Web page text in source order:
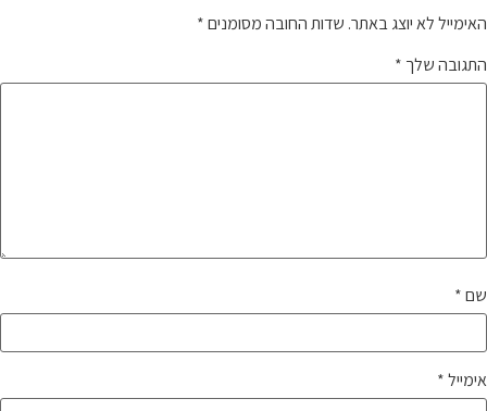
האימייל לא יוצג באתר. שדות החובה מסומנים*
התגובה שלך *
שם*
אימייל*